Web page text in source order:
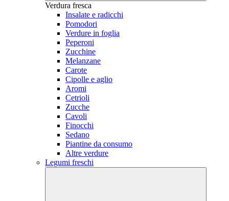
Verdura fresca
Insalate e radicchi
Pomodori
Verdure in foglia
Peperoni
Zucchine
Melanzane
Carote
Cipolle e aglio
Aromi
Cetrioli
Zucche
Cavoli
Finocchi
Sedano
Piantine da consumo
Altre verdure
Legumi freschi